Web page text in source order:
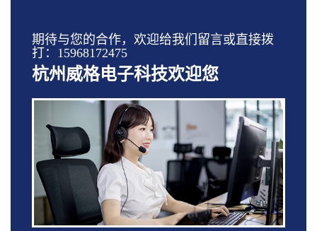
期待与您的合作，欢迎给我们留言或直接拨
打：15968172475
杭州威格电子科技欢迎您